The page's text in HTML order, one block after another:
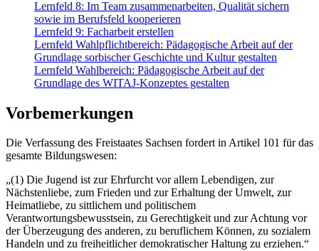
Lernfeld 8: Im Team zusammenarbeiten, Qualität sichern
sowie im Berufsfeld kooperieren
Lernfeld 9: Facharbeit erstellen
Lernfeld Wahlpflichtbereich: Pädagogische Arbeit auf der
Grundlage sorbischer Geschichte und Kultur gestalten
Lernfeld Wahlbereich: Pädagogische Arbeit auf der
Grundlage des WITAJ-Konzeptes gestalten
Vorbemerkungen
Die Verfassung des Freistaates Sachsen fordert in Artikel 101 für das
gesamte Bildungswesen:
„(1) Die Jugend ist zur Ehrfurcht vor allem Lebendigen, zur
Nächstenliebe, zum Frieden und zur Erhaltung der Umwelt, zur
Heimatliebe, zu sittlichem und politischem
Verantwortungsbewusstsein, zu Gerechtigkeit und zur Achtung vor
der Überzeugung des anderen, zu beruflichem Können, zu sozialem
Handeln und zu freiheitlicher demokratischer Haltung zu erziehen.“